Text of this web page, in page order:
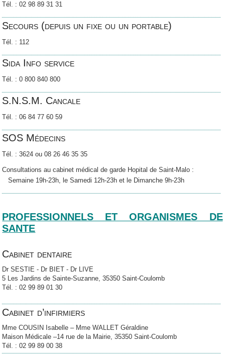
Tél. : 02 98 89 31 31
Secours (depuis un fixe ou un portable)
Tél. : 112
Sida Info service
Tél. : 0 800 840 800
S.N.S.M. Cancale
Tél. : 06 84 77 60 59
SOS Médecins
Tél. : 3624 ou 08 26 46 35 35
Consultations au cabinet médical de garde Hopital de Saint-Malo :
Semaine 19h-23h, le Samedi 12h-23h et le Dimanche 9h-23h
PROFESSIONNELS ET ORGANISMES DE
SANTE
Cabinet dentaire
Dr SESTIE - Dr BIET - Dr LIVE
5 Les Jardins de Sainte-Suzanne, 35350 Saint-Coulomb
Tél. : 02 99 89 01 30
Cabinet d’infirmiers
Mme COUSIN Isabelle – Mme WALLET Géraldine
Maison Médicale –14 rue de la Mairie, 35350 Saint-Coulomb
Tél. : 02 99 89 00 38